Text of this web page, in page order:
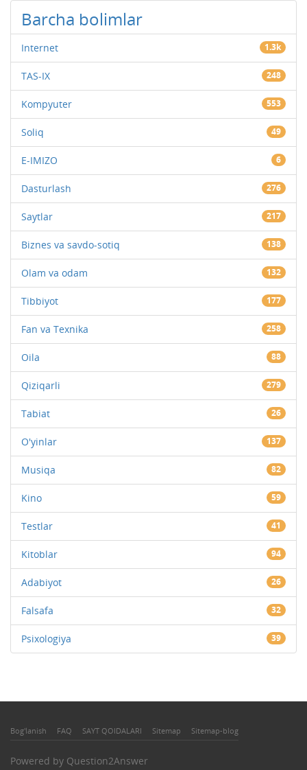
Barcha bolimlar
Internet 1.3k
TAS-IX 248
Kompyuter 553
Soliq 49
E-IMIZO 6
Dasturlash 276
Saytlar 217
Biznes va savdo-sotiq 138
Olam va odam 132
Tibbiyot 177
Fan va Texnika 258
Oila 88
Qiziqarli 279
Tabiat 26
O'yinlar 137
Musiqa 82
Kino 59
Testlar 41
Kitoblar 94
Adabiyot 26
Falsafa 32
Psixologiya 39
Bog'lanish FAQ SAYT QOIDALARI Sitemap Sitemap-blog
Powered by Question2Answer